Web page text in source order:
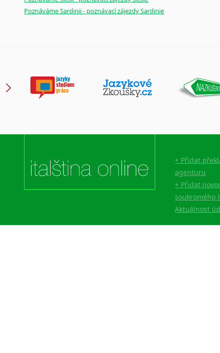
Poznáváme Sardinii - poznávací zájezdy Sardinie
+ Přidat
agenturu
+ Přidat
soukromého
Aktuálnost